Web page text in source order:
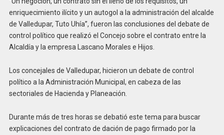
enriquecimiento ilícito y un autogol a la administración del alcalde
de Valledupar, Tuto Uhía”, fueron las conclusiones del debate de
control político que realizó el Concejo sobre el contrato entre la
Alcaldía y la empresa Lascano Morales e Hijos.
Los concejales de Valledupar, hicieron un debate de control
político a la Administración Municipal, en cabeza de las
sectoriales de Hacienda y Planeación.
Durante más de tres horas se debatió este tema para buscar
explicaciones del contrato de dación de pago firmado por la